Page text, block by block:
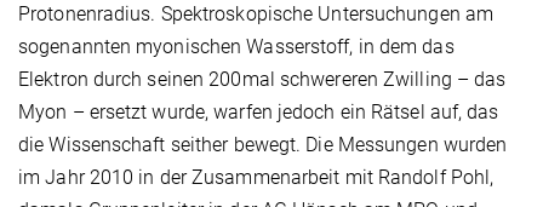
Protonenradius. Spektroskopische Untersuchungen am
sogenannten myonischen Wasserstoff, in dem das
Elektron durch seinen 200mal schwereren Zwilling – das
Myon – ersetzt wurde, warfen jedoch ein Rätsel auf, das
die Wissenschaft seither bewegt. Die Messungen wurden
im Jahr 2010 in der Zusammenarbeit mit Randolf Pohl,